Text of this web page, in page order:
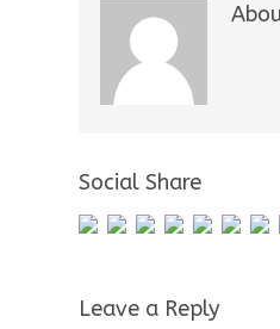
Social Share
Leave a Reply